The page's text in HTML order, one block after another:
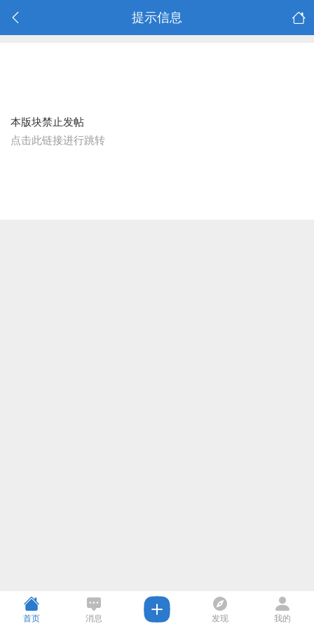
提示信息
本版块禁止发帖
点击此链接进行跳转
首页 消息 发现 我的